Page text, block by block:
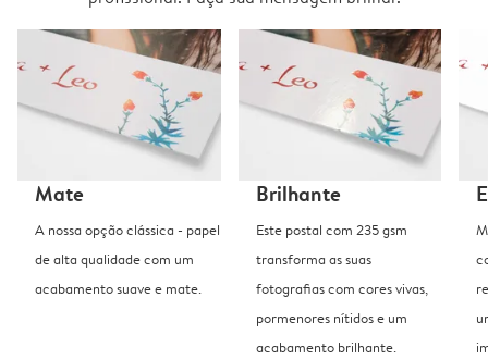
Mate
A nossa opção clássica - papel
de alta qualidade com um
acabamento suave e mate.
Brilhante
Este postal com 235 gsm
transforma as suas
fotografias com cores vivas,
pormenores nítidos e um
acabamento brilhante.